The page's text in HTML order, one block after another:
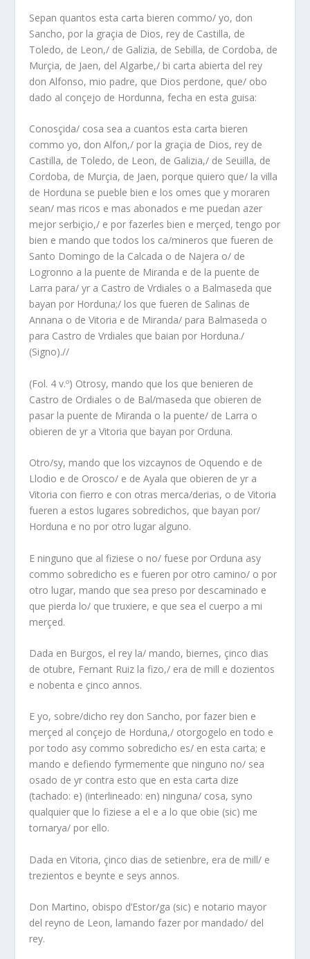
Sepan quantos esta carta bieren commo/ yo, don
Sancho, por la graçia de Dios, rey de Castilla, de
Toledo, de Leon,/ de Galizia, de Sebilla, de Cordoba, de
Murçia, de Jaen, del Algarbe,/ bi carta abierta del rey
don Alfonso, mio padre, que Dios perdone, que/ obo
dado al conçejo de Hordunna, fecha en esta guisa:
Conosçida/ cosa sea a cuantos esta carta bieren
commo yo, don Alfon,/ por la graçia de Dios, rey de
Castilla, de Toledo, de Leon, de Galizia,/ de Seuilla, de
Cordoba, de Murçia, de Jaen, porque quiero que/ la villa
de Horduna se pueble bien e los omes que y moraren
sean/ mas ricos e mas abonados e me puedan azer
mejor serbiçio,/ e por fazerles bien e merçed, tengo por
bien e mando que todos los ca/mineros que fueren de
Santo Domingo de la Calcada o de Najera o/ de
Logronno a la puente de Miranda e de la puente de
Larra para/ yr a Castro de Vrdiales o a Balmaseda que
bayan por Horduna;/ los que fueren de Salinas de
Annana o de Vitoria e de Miranda/ para Balmaseda o
para Castro de Vrdiales que baian por Horduna./
(Signo).//
(Fol. 4 v.º) Otrosy, mando que los que benieren de
Castro de Ordiales o de Bal/maseda que obieren de
pasar la puente de Miranda o la puente/ de Larra o
obieren de yr a Vitoria que bayan por Orduna.
Otro/sy, mando que los vizcaynos de Oquendo e de
Llodio e de Orosco/ e de Ayala que obieren de yr a
Vitoria con fierro e con otras merca/derias, o de Vitoria
fueren a estos lugares sobredichos, que bayan por/
Horduna e no por otro lugar alguno.
E ninguno que al fiziese o no/ fuese por Orduna asy
commo sobredicho es e fueren por otro camino/ o por
otro lugar, mando que sea preso por descaminado e
que pierda lo/ que truxiere, e que sea el cuerpo a mi
merçed.
Dada en Burgos, el rey la/ mando, biernes, çinco dias
de otubre, Fernant Ruiz la fizo,/ era de mill e dozientos
e nobenta e çinco annos.
E yo, sobre/dicho rey don Sancho, por fazer bien e
merçed al conçejo de Horduna,/ otorgogelo en todo e
por todo asy commo sobredicho es/ en esta carta; e
mando e defiendo fyrmemente que ninguno no/ sea
osado de yr contra esto que en esta carta dize
(tachado: e) (interlineado: en) ninguna/ cosa, syno
qualquier que lo fiziese a el e a lo que obie (sic) me
tornarya/ por ello.
Dada en Vitoria, çinco dias de setienbre, era de mill/ e
trezientos e beynte e seys annos.
Don Martino, obispo d’Estor/ga (sic) e notario mayor
del reyno de Leon, lamando fazer por mandado/ del
rey.